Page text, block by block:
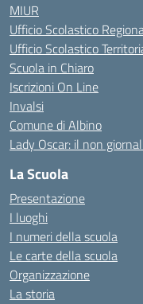
MIUR
Ufficio Scolastico
Ufficio Scolastico
Scuola in Chiaro
Iscrizioni On Line
Invalsi
Comune di Albino
Lady Oscar: il non
La Scuola
Presentazione
I luoghi
I numeri della scuola
Le carte della scuola
Organizzazione
La storia